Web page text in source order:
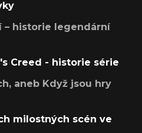
– historie legendární
Creed - historie série
aneb Když jsou hry
milostných scén ve